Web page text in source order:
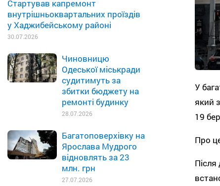
Стартував капремонт
внутрішньоквартальних проїздів
у Хаджибейському районі
30.07.2026
Чиновницю
Одеської міськради
судитимуть за
збитки бюджету на
ремонті будинку
28.07.2026
Багатоповерхівку на
Ярослава Мудрого
відновлять за 23
млн. грн
27.07.2026
У
який
19
Про